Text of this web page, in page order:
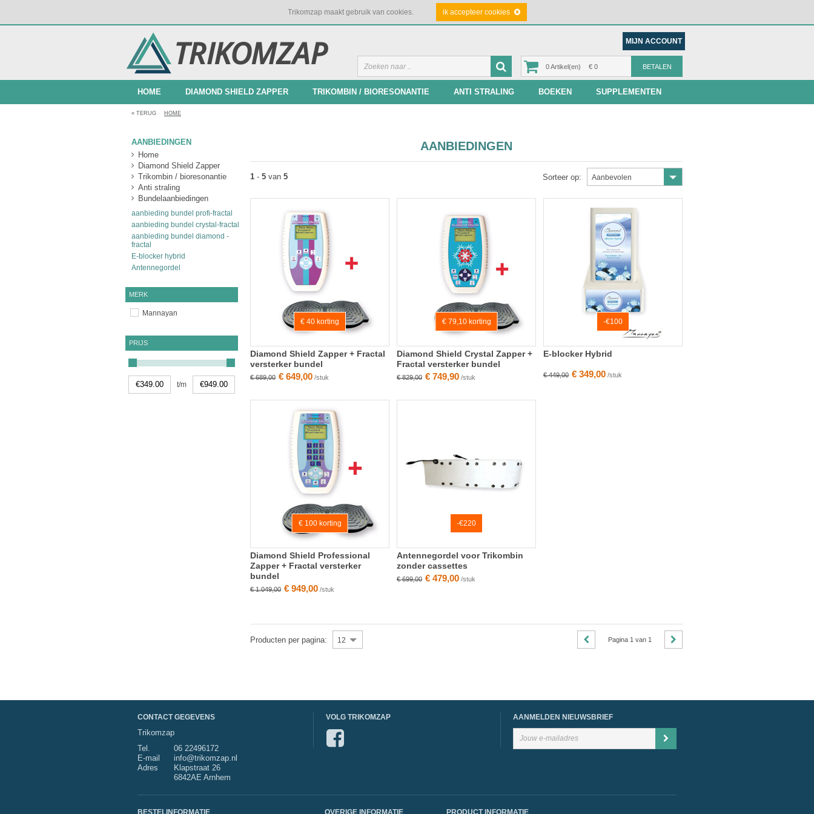
Trikomzap maakt gebruik van cookies. ik accepteer cookies
MIJN ACCOUNT
0 Artikel(en) € 0 BETALEN
HOME DIAMOND SHIELD ZAPPER TRIKOMBIN / BIORESONANTIE ANTI STRALING BOEKEN SUPPLEMENTEN
BUNDELAANBIEDINGEN
« TERUG HOME
AANBIEDINGEN
Home
Diamond Shield Zapper
Trikombin / bioresonantie
Anti straling
Bundelaanbiedingen
aanbieding bundel profi-fractal
aanbieding bundel crystal-fractal
aanbieding bundel diamond -
fractal
E-blocker hybrid
Antennegordel
MERK
Mannayan
PRIJS
t/m
AANBIEDINGEN
1 - 5 van 5 Sorteer op: Aanbevolen
€ 40 korting
Diamond Shield Zapper + Fractal
versterker bundel
€ 689,00 € 649,00 /stuk
€ 79,10 korting
Diamond Shield Crystal Zapper +
Fractal versterker bundel
€ 829,00 € 749,90 /stuk
-€100
E-blocker Hybrid
€ 449,00 € 349,00 /stuk
€ 100 korting
Diamond Shield Professional
Zapper + Fractal versterker
bundel
€ 1.049,00 € 949,00 /stuk
-€220
Antennegordel voor Trikombin
zonder cassettes
€ 699,00 € 479,00 /stuk
Producten per pagina: 12 Pagina 1 van 1
CONTACT GEGEVENS
Trikomzap
Tel.
06 22496172
E-mail
info@trikomzap.nl
Adres
Klapstraat 26
6842AE Arnhem
VOLG TRIKOMZAP AANMELDEN NIEUWSBRIEF
BESTELINFORMATIE OVERIGE INFORMATIE PRODUCT INFORMATIE